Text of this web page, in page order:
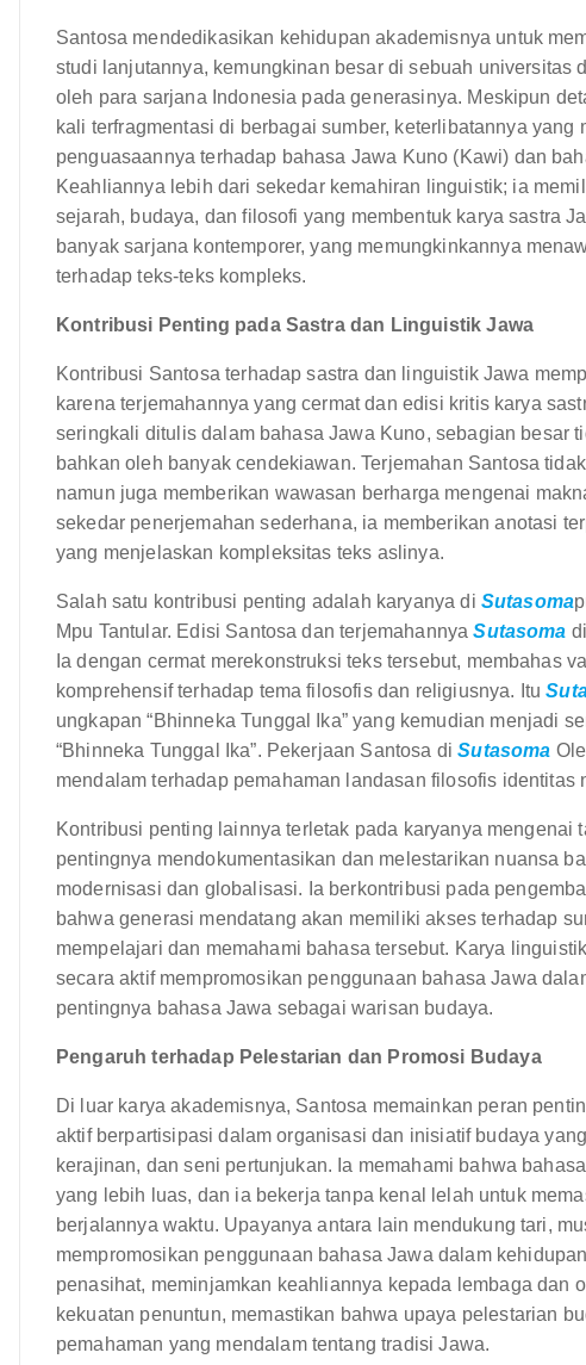
Santosa mendedikasikan kehidupan akademisnya untuk
studi lanjutannya, kemungkinan besar di sebuah universitas
oleh para sarjana Indonesia pada generasinya. Meskipun
kali terfragmentasi di berbagai sumber, keterlibatannya yang
penguasaannya terhadap bahasa Jawa Kuno (Kawi) dan
Keahliannya lebih dari sekedar kemahiran linguistik; ia
sejarah, budaya, dan filosofi yang membentuk karya sastra
banyak sarjana kontemporer, yang memungkinkannya
terhadap teks-teks kompleks.
Kontribusi Penting pada Sastra dan Linguistik Jawa
Kontribusi Santosa terhadap sastra dan linguistik Jawa
karena terjemahannya yang cermat dan edisi kritis karya
seringkali ditulis dalam bahasa Jawa Kuno, sebagian besar
bahkan oleh banyak cendekiawan. Terjemahan Santosa
namun juga memberikan wawasan berharga mengenai
sekedar penerjemahan sederhana, ia memberikan anotasi
yang menjelaskan kompleksitas teks aslinya.
Salah satu kontribusi penting adalah karyanya di Sutasoma
Mpu Tantular. Edisi Santosa dan terjemahannyaSutasoma
Ia dengan cermat merekonstruksi teks tersebut, membahas
komprehensif terhadap tema filosofis dan religiusnya. Itu
ungkapan “Bhinneka Tunggal Ika” yang kemudian menjadi
“Bhinneka Tunggal Ika”. Pekerjaan Santosa diSutasoma
mendalam terhadap pemahaman landasan filosofis identitas
Kontribusi penting lainnya terletak pada karyanya mengenai
pentingnya mendokumentasikan dan melestarikan nuansa
modernisasi dan globalisasi. Ia berkontribusi pada
bahwa generasi mendatang akan memiliki akses terhadap
mempelajari dan memahami bahasa tersebut. Karya
secara aktif mempromosikan penggunaan bahasa Jawa
pentingnya bahasa Jawa sebagai warisan budaya.
Pengaruh terhadap Pelestarian dan Promosi Budaya
Di luar karya akademisnya, Santosa memainkan peran
aktif berpartisipasi dalam organisasi dan inisiatif budaya
kerajinan, dan seni pertunjukan. Ia memahami bahwa
yang lebih luas, dan ia bekerja tanpa kenal lelah untuk
berjalannya waktu. Upayanya antara lain mendukung tari,
mempromosikan penggunaan bahasa Jawa dalam
penasihat, meminjamkan keahliannya kepada lembaga dan
kekuatan penuntun, memastikan bahwa upaya pelestarian
pemahaman yang mendalam tentang tradisi Jawa.